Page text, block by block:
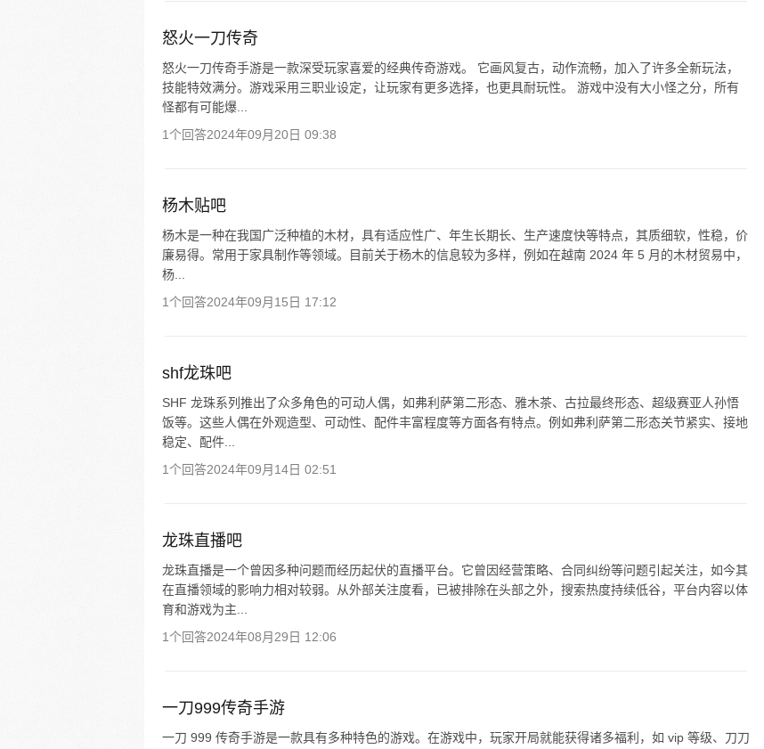
怒火一刀传奇
怒火一刀传奇手游是一款深受玩家喜爱的经典传奇游戏。 它画风复古，动作流畅，加入了许多全新玩法，
技能特效满分。游戏采用三职业设定，让玩家有更多选择，也更具耐玩性。 游戏中没有大小怪之分，所有
怪都有可能爆...
1个回答2024年09月20日 09:38
杨木贴吧
杨木是一种在我国广泛种植的木材，具有适应性广、年生长期长、生产速度快等特点，其质细软，性稳，价
廉易得。常用于家具制作等领域。目前关于杨木的信息较为多样，例如在越南 2024 年 5 月的木材贸易中，
杨...
1个回答2024年09月15日 17:12
shf龙珠吧
SHF 龙珠系列推出了众多角色的可动人偶，如弗利萨第二形态、雅木茶、古拉最终形态、超级赛亚人孙悟
饭等。这些人偶在外观造型、可动性、配件丰富程度等方面各有特点。例如弗利萨第二形态关节紧实、接地
稳定、配件...
1个回答2024年09月14日 02:51
龙珠直播吧
龙珠直播是一个曾因多种问题而经历起伏的直播平台。它曾因经营策略、合同纠纷等问题引起关注，如今其
在直播领域的影响力相对较弱。从外部关注度看，已被排除在头部之外，搜索热度持续低谷，平台内容以体
育和游戏为主...
1个回答2024年08月29日 12:06
一刀999传奇手游
一刀 999 传奇手游是一款具有多种特色的游戏。在游戏中，玩家开局就能获得诸多福利，如 vip 等级、刀刀